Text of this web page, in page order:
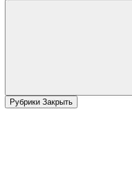
Рубрики Закрыть